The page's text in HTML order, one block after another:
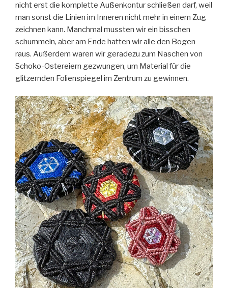
nicht erst die komplette Außenkontur schließen darf, weil
man sonst die Linien im Inneren nicht mehr in einem Zug
zeichnen kann. Manchmal mussten wir ein bisschen
schummeln, aber am Ende hatten wir alle den Bogen
raus. Außerdem waren wir geradezu zum Naschen von
Schoko-Ostereiern gezwungen, um Material für die
glitzernden Folienspiegel im Zentrum zu gewinnen.